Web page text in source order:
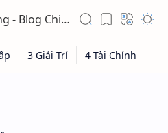
khoán & Tài liệu Toán học